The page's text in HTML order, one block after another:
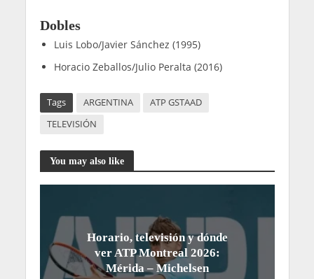
Dobles
Luis Lobo/Javier Sánchez (1995)
Horacio Zeballos/Julio Peralta (2016)
Tags ARGENTINA
ATP GSTAAD
TELEVISIÓN
You may also like
Horario, televisión y dónde
ver ATP Montreal 2026:
Mérida – Michelsen